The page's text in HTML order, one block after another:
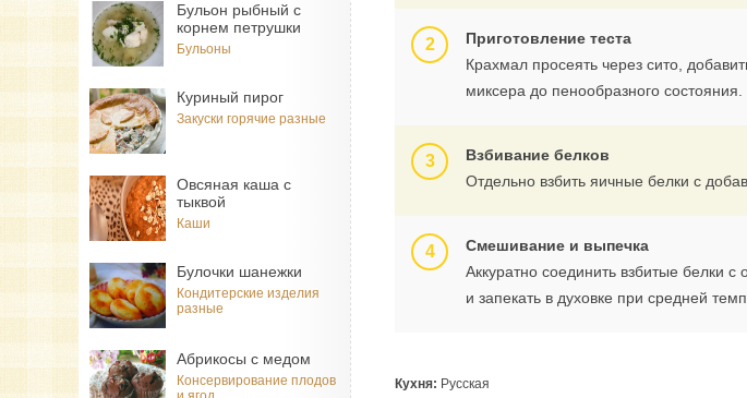
Бульон рыбный с
корнем петрушки
Бульоны
Куриный пирог
Закуски горячие разные
Овсяная каша с
тыквой
Каши
Булочки шанежки
Кондитерские изделия
разные
Абрикосы с медом
Консервирование плодов
Приготовление теста
Крахмал просеять через сито,
миксера до пенообразного состояния.
Взбивание белков
Отдельно взбить яичные белки с
Смешивание и выпечка
Аккуратно соединить взбитые белки
и запекать в духовке при средней
Кухня: Русская